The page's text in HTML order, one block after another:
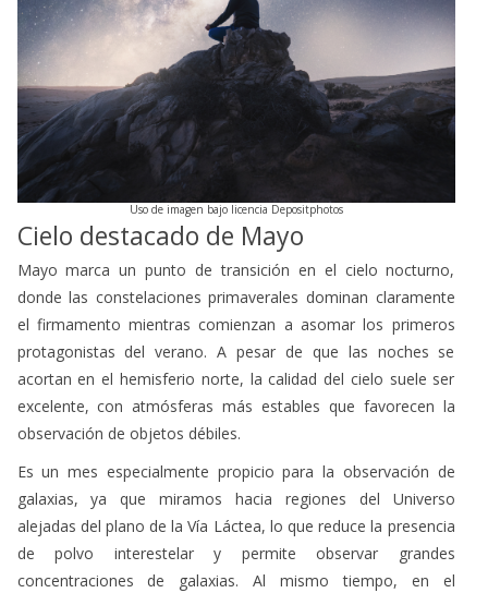
Uso de imagen bajo licencia Depositphotos
Cielo destacado de Mayo
Mayo marca un punto de transición en el cielo nocturno,
donde las constelaciones primaverales dominan claramente
el firmamento mientras comienzan a asomar los primeros
protagonistas del verano. A pesar de que las noches se
acortan en el hemisferio norte, la calidad del cielo suele ser
excelente, con atmósferas más estables que favorecen la
observación de objetos débiles.
Es un mes especialmente propicio para la observación de
galaxias, ya que miramos hacia regiones del Universo
alejadas del plano de la Vía Láctea, lo que reduce la presencia
de polvo interestelar y permite observar grandes
concentraciones de galaxias. Al mismo tiempo, en el